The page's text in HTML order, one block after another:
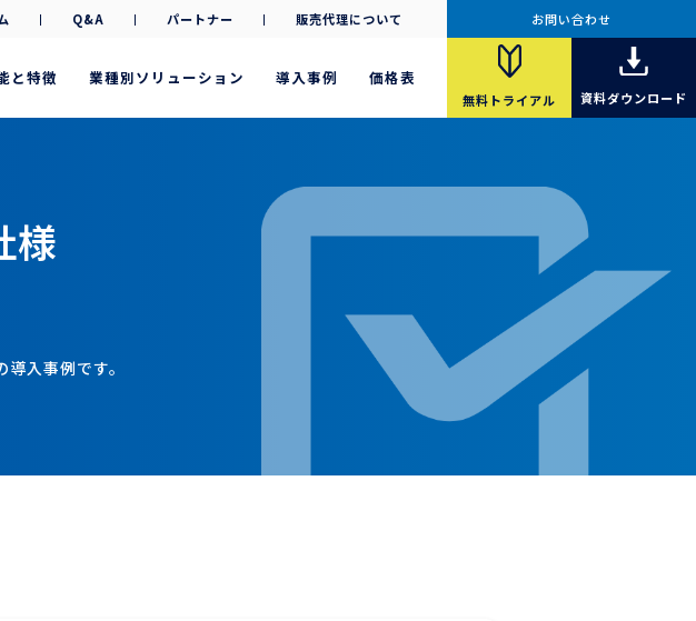
と特徴 業種別ソリューション 導入事例 価格表
無料 トライアル 資料ダウンロード
Q&A パートナー 販売代理について お問い合わせ
様
入事例です。